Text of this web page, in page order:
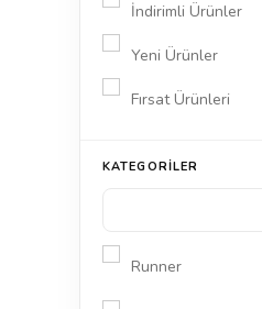
İndirimli Ürünler
Yeni Ürünler
Fırsat Ürünleri
KATEGORILER
Runner